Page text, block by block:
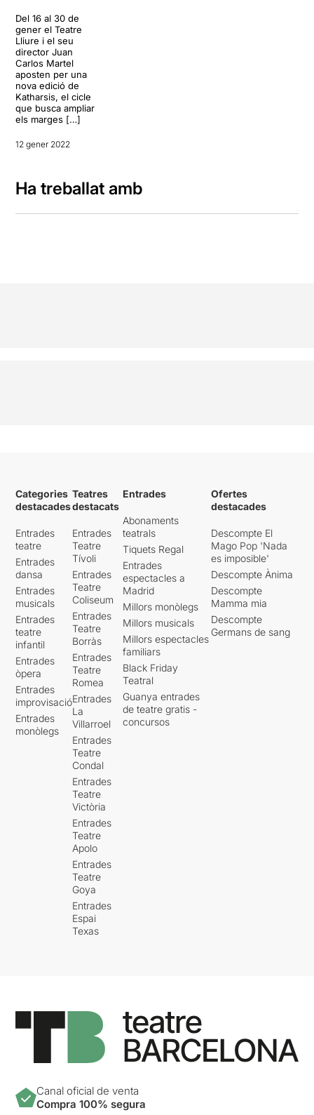
Del 16 al 30 de
gener el Teatre
Lliure i el seu
director Juan
Carlos Martel
aposten per una
nova edició de
Katharsis, el cicle
que busca ampliar
els marges […]
12 gener 2022
Ha treballat amb
Categories
destacades
Entrades
teatre
Entrades
dansa
Entrades
musicals
Entrades
teatre
infantil
Entrades
òpera
Entrades
improvisació
Entrades
monòlegs
Teatres
destacats
Entrades
Teatre
Tívoli
Entrades
Teatre
Coliseum
Entrades
Teatre
Borràs
Entrades
Teatre
Romea
Entrades
La
Villarroel
Entrades
Teatre
Condal
Entrades
Teatre
Victòria
Entrades
Teatre
Apolo
Entrades
Teatre
Goya
Entrades
Espai
Texas
Entrades
Abonaments
teatrals
Tiquets Regal
Entrades
espectacles a
Madrid
Millors monòlegs
Millors musicals
Millors espectacles
familiars
Black Friday
Teatral
Guanya entrades
de teatre gratis -
concursos
Ofertes
destacades
Descompte El
Mago Pop 'Nada
es imposible'
Descompte Ànima
Descompte
Mamma mia
Descompte
Germans de sang
Canal oficial de venta
Compra 100% segura